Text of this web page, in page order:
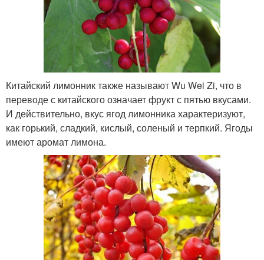
Китайский лимонник также называют Wu Wei Zi, что в
переводе с китайского означает фрукт с пятью вкусами.
И действительно, вкус ягод лимонника характеризуют,
как горький, сладкий, кислый, соленый и терпкий. Ягоды
имеют аромат лимона.